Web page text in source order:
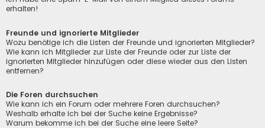
erhalten!
Freunde und ignorierte Mitglieder
Wozu benötige ich die Listen der Freunde und ignorierten Mitglieder?
Wie kann ich Mitglieder zur Liste der Freunde oder zur Liste der
ignorierten Mitglieder hinzufügen oder diese wieder aus den Listen
entfernen?
Die Foren durchsuchen
Wie kann ich ein Forum oder mehrere Foren durchsuchen?
Weshalb erhalte ich bei der Suche keine Ergebnisse?
Warum bekomme ich bei der Suche eine leere Seite?